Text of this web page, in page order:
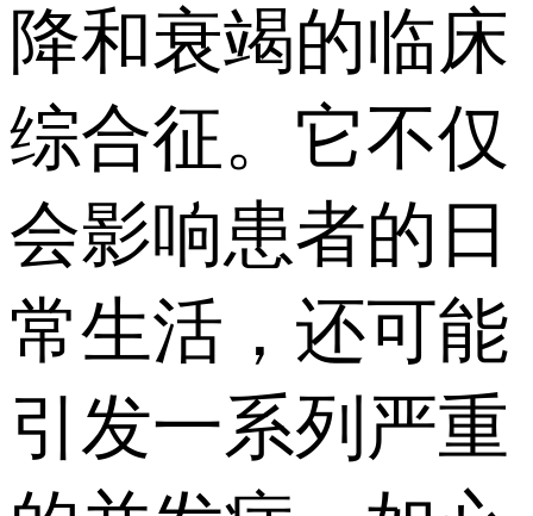
降和衰竭的临床
综合征。它不仅
会影响患者的日
常生活，还可能
引发一系列严重